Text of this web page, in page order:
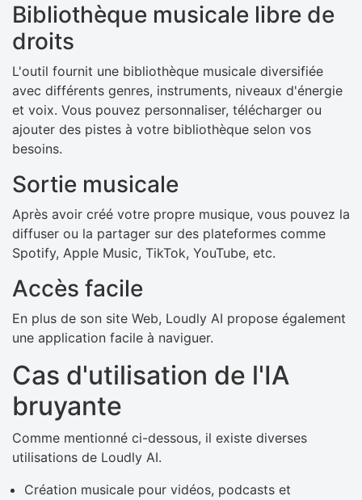
Bibliothèque musicale libre de
droits
L'outil fournit une bibliothèque musicale diversifiée
avec différents genres, instruments, niveaux d'énergie
et voix. Vous pouvez personnaliser, télécharger ou
ajouter des pistes à votre bibliothèque selon vos
besoins.
Sortie musicale
Après avoir créé votre propre musique, vous pouvez la
diffuser ou la partager sur des plateformes comme
Spotify, Apple Music, TikTok, YouTube, etc.
Accès facile
En plus de son site Web, Loudly AI propose également
une application facile à naviguer.
Cas d'utilisation de l'IA
bruyante
Comme mentionné ci-dessous, il existe diverses
utilisations de Loudly AI.
Création musicale pour vidéos, podcasts et